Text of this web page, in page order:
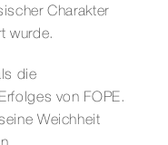
Charakter
wurde.
die
von FOPE.
Weichheit